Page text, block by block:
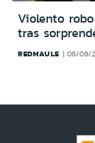
Violento
tras
REDMAULE 06/08/